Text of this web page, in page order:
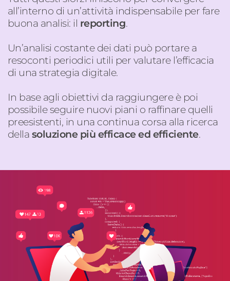
all’interno di un’attività indispensabile per fare
buona analisi: il reporting.
Un’analisi costante dei dati può portare a
resoconti periodici utili per valutare l’efficacia
di una strategia digitale.
In base agli obiettivi da raggiungere è poi
possibile seguire nuovi piani o raffinare quelli
preesistenti, in una continua corsa alla ricerca
della soluzione più efficace ed efficiente.